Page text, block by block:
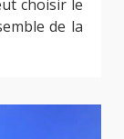
choisir le
de la